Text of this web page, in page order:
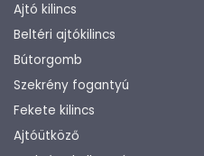
Ajtó kilincs
Beltéri ajtókilincs
Bútorgomb
Szekrény fogantyú
Fekete kilincs
Ajtóütköző